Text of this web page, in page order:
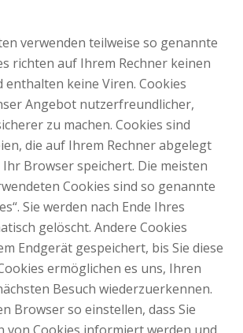
verwenden teilweise so genannte
richten auf Ihrem Rechner keinen
enthalten keine Viren. Cookies
Angebot nutzerfreundlicher,
zu machen. Cookies sind
die auf Ihrem Rechner abgelegt
Browser speichert. Die meisten
Cookies sind so genannte
Sie werden nach Ende Ihres
gelöscht. Andere Cookies
Endgerät gespeichert, bis Sie diese
ermöglichen es uns, Ihren
Besuch wiederzuerkennen.
Browser so einstellen, dass Sie